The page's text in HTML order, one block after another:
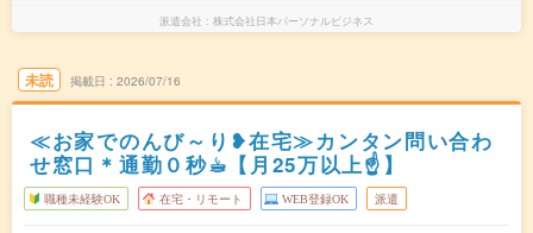
派遣会社 株式会社日本パーソナルビジネス
未読 掲載日 2026/07/16
≪お家でのんび～り❥在宅≫カンタン問い合わ
せ窓口＊通勤０秒☕︎【月25万以上☝】
職種未経験OK 在宅・リモート WEB登録OK 派遣